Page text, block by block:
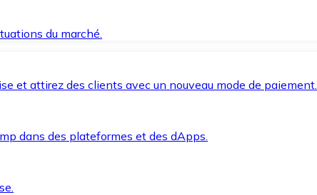
du marché.
et attirez des clients avec un nouveau mode de paiement.
dans des plateformes et des dApps.